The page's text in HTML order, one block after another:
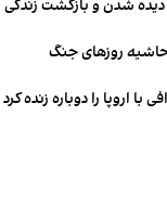
دیده شدن و بازگشت
روزهای جنگ
اروپا را دوباره زنده کرد